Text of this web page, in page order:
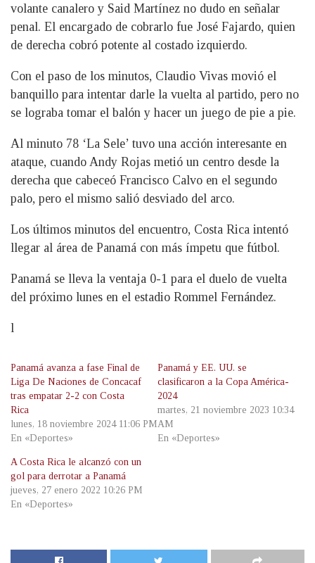
volante canalero y Said Martínez no dudo en señalar
penal. El encargado de cobrarlo fue José Fajardo, quien
de derecha cobró potente al costado izquierdo.
Con el paso de los minutos, Claudio Vivas movió el
banquillo para intentar darle la vuelta al partido, pero no
se lograba tomar el balón y hacer un juego de pie a pie.
Al minuto 78 ‘La Sele’ tuvo una acción interesante en
ataque, cuando Andy Rojas metió un centro desde la
derecha que cabeceó Francisco Calvo en el segundo
palo, pero el mismo salió desviado del arco.
Los últimos minutos del encuentro, Costa Rica intentó
llegar al área de Panamá con más ímpetu que fútbol.
Panamá se lleva la ventaja 0-1 para el duelo de vuelta
del próximo lunes en el estadio Rommel Fernández.
l
Panamá avanza a fase Final de
Liga De Naciones de Concacaf
tras empatar 2-2 con Costa
Rica
lunes, 18 noviembre 2024 11:06 PM
En «Deportes»
Panamá y EE. UU. se
clasificaron a la Copa América-
2024
martes, 21 noviembre 2023 10:34
AM
En «Deportes»
A Costa Rica le alcanzó con un
gol para derrotar a Panamá
jueves, 27 enero 2022 10:26 PM
En «Deportes»